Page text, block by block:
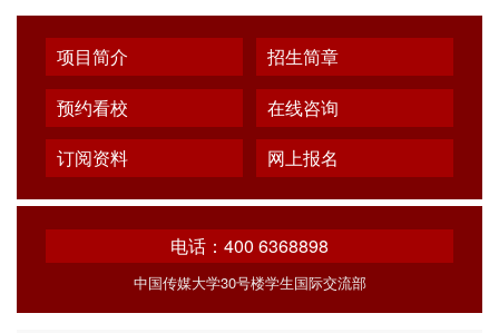
项目简介
招生简章
预约看校
在线咨询
订阅资料
网上报名
电话：400 6368898
中国传媒大学30号楼学生国际交流部